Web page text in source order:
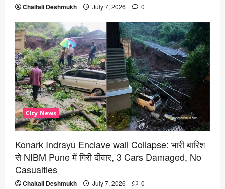
Chaitali Deshmukh July 7, 2026 0
City News
Konark Indrayu Enclave wall Collapse: भारी बारिश
से NIBM Pune में गिरी दीवार, 3 Cars Damaged, No
Casualties
Chaitali Deshmukh July 7, 2026 0